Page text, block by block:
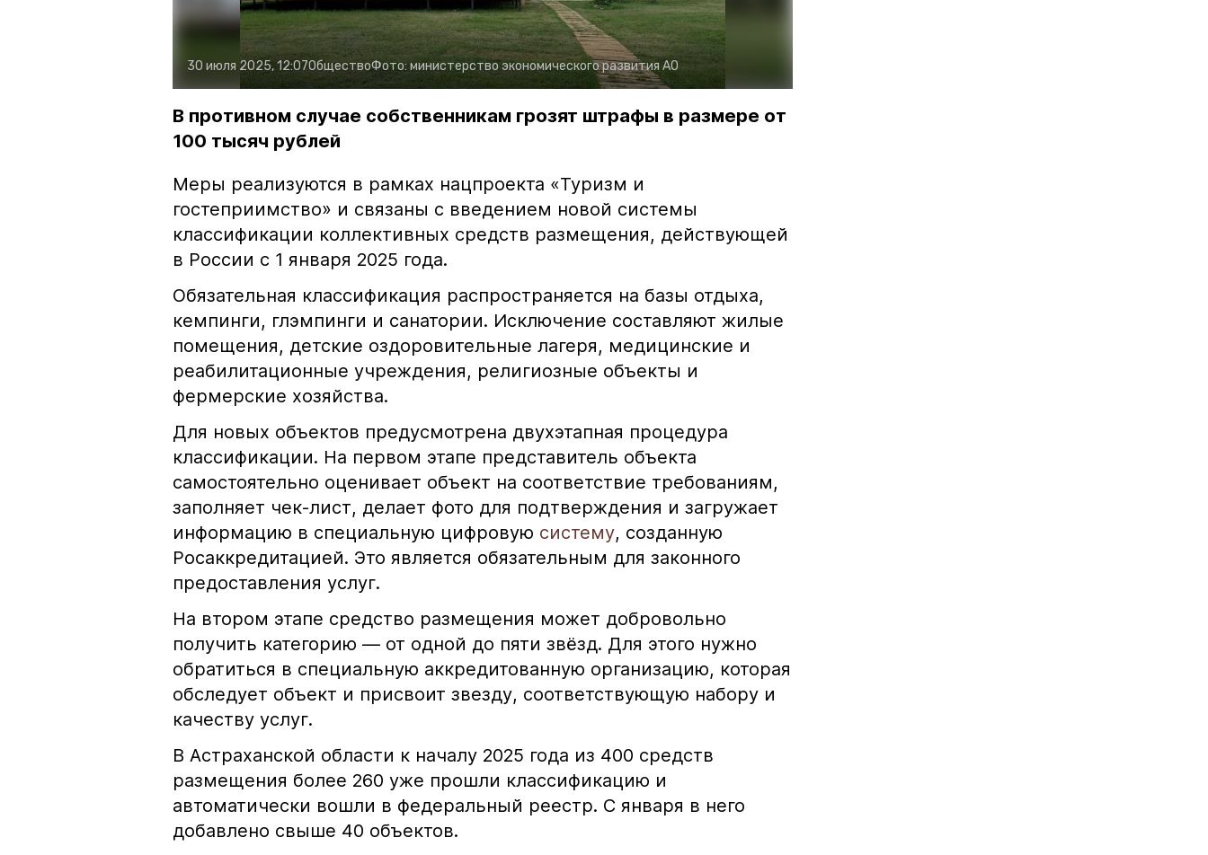
30 июля 2025, 12:07ОбществоФото:министерство экономического развития АО
В противном случае собственникам грозят штрафы в размере от
100 тысяч рублей
Меры реализуются в рамках нацпроекта «Туризм и
гостеприимство» и связаны с введением новой системы
классификации коллективных средств размещения, действующей
в России с 1 января 2025 года.
Обязательная классификация распространяется на базы отдыха,
кемпинги, глэмпинги и санатории. Исключение составляют жилые
помещения, детские оздоровительные лагеря, медицинские и
реабилитационные учреждения, религиозные объекты и
фермерские хозяйства.
Для новых объектов предусмотрена двухэтапная процедура
классификации. На первом этапе представитель объекта
самостоятельно оценивает объект на соответствие требованиям,
заполняет чек-лист, делает фото для подтверждения и загружает
информацию в специальную цифровую систему, созданную
Росаккредитацией. Это является обязательным для законного
предоставления услуг.
На втором этапе средство размещения может добровольно
получить категорию — от одной до пяти звёзд. Для этого нужно
обратиться в специальную аккредитованную организацию, которая
обследует объект и присвоит звезду, соответствующую набору и
качеству услуг.
В Астраханской области к началу 2025 года из 400 средств
размещения более 260 уже прошли классификацию и
автоматически вошли в федеральный реестр. С января в него
добавлено свыше 40 объектов.